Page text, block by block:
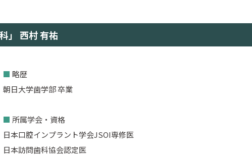
」 西村 有祐
■ 略歴
朝日大学歯学部 卒業
■ 所属学会・資格
日本口腔インプラント学会JSOI専修医
日本訪問歯科協会認定医